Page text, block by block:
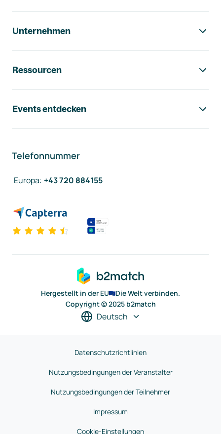
Unternehmen
Ressourcen
Events entdecken
Telefonnummer
Europa: +43 720 884155
Hergestellt in der EU
Die Welt verbinden.
Copyright © 2025 b2match
Deutsch
Datenschutzrichtlinien
Nutzungsbedingungen der Veranstalter
Nutzungsbedingungen der Teilnehmer
Impressum
Cookie-Einstellungen